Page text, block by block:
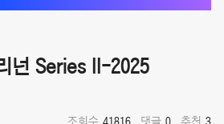
넌 Series II-2025
조회수 41816 댓글 0 추천 3